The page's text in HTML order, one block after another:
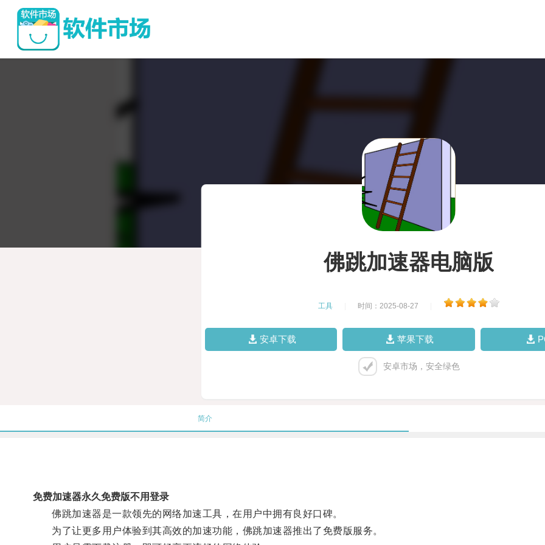
佛跳加速器电脑版
工具 时间：2025-08-27
安卓下载 苹果下载
安卓市场，安全绿色
简介
免费加速器永久免费版不用登录
佛跳加速器是一款领先的网络加速工具，在用户中拥有良好口碑。
为了让更多用户体验到其高效的加速功能，佛跳加速器推出了免费版服务。